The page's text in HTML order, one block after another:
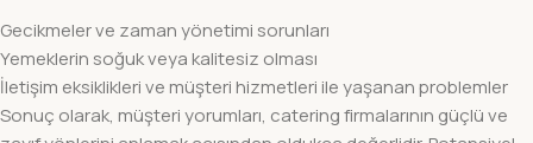
Gecikmeler ve zaman yönetimi sorunları
Yemeklerin soğuk veya kalitesiz olması
İletişim eksiklikleri ve müşteri hizmetleri ile yaşanan problemler
Sonuç olarak, müşteri yorumları, catering firmalarının güçlü ve